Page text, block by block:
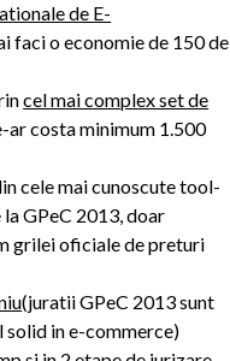
de E-
faci o economie de 150 de
cel mai complex set de
ar costa minimum 1.500
cele mai cunoscute tool-
GPeC 2013, doar
grilei oficiale de preturi
(juratii GPeC 2013 sunt
solid in e-commerce)